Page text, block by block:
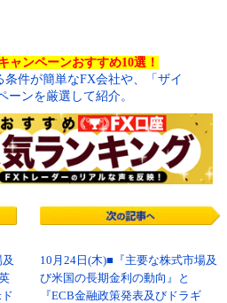
ャンペーンおすすめ10選！
件が簡単なFX会社や、「ザイ
ーンを厳選して紹介。
10月24日(木)■『主要な株式市場及
び米国の長期金利の動向』と
『ECB金融政策発表及びドラギ